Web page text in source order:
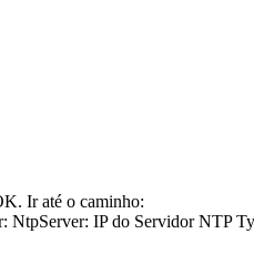
Ir até o caminho:
IP do Servidor NTP